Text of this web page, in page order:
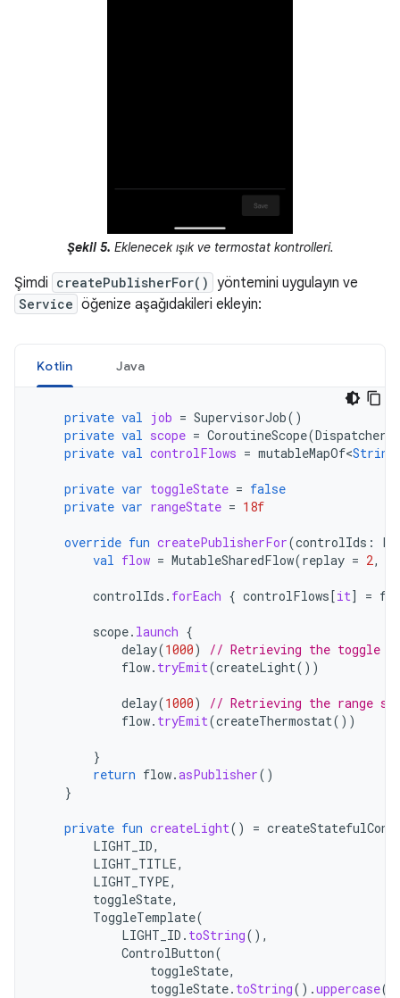
Şekil 5. Eklenecek ışık ve termostat kontrolleri.
Şimdi createPublisherFor() yöntemini uygulayın ve
Service öğenize aşağıdakileri ekleyin:
Kotlin Java
private val job = SupervisorJob()
private val scope = CoroutineScope(Dispatchers
private val controlFlows = mutableMapOf<String
private var toggleState = false
private var rangeState = 18f
override fun createPublisherFor(controlIds :
val flow = MutableSharedFlow(replay = 2,
controlIds . forEach { controlFlows[it] =
scope. launch {
delay(1000)
// Retrieving the toggle
flow. tryEmit(createLight())
delay(1000)
// Retrieving the range
flow. tryEmit(createThermostat())
}
return flow.asPublisher()
}
private fun createLight() =
LIGHT_ID,
LIGHT_TITLE,
LIGHT_TYPE,
toggleState,
ToggleTemplate(
LIGHT_ID . toString(),
ControlButton(
toggleState,
toggleState. toString().uppercase(